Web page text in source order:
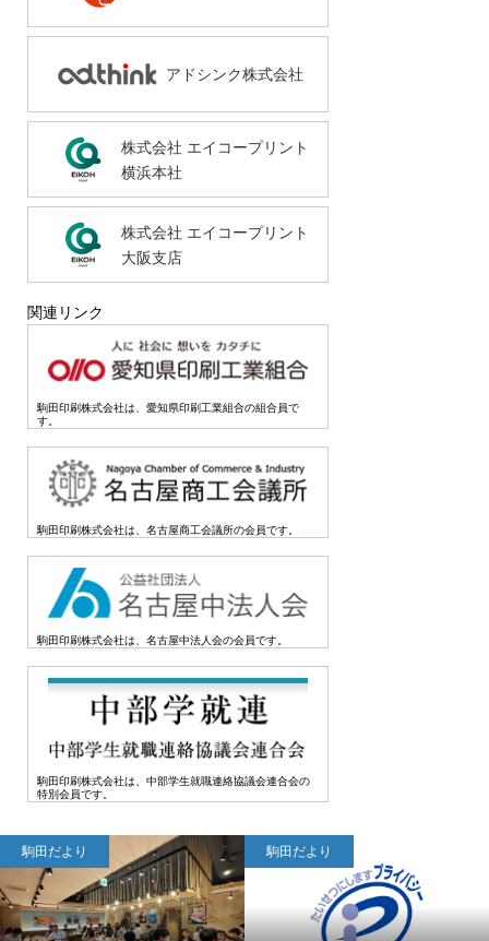
アドシンク株式会社
株式会社 エイコープリント
横浜本社
株式会社 エイコープリント
大阪支店
関連リンク
駒田印刷株式会社は、愛知県印刷工業組合の組合員で
す。
駒田印刷株式会社は、名古屋商工会議所の会員です。
駒田印刷株式会社は、名古屋中法人会の会員です。
駒田印刷株式会社は、中部学生就職連絡協議会連合会の
特別会員です。
駒田だより